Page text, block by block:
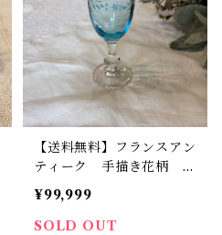
【送料無料】フランスアン
ティーク 手描き花柄
ブルー リキュール【84
8】【フランスバイヤーセ
レクト品】
¥99,999
SOLD OUT